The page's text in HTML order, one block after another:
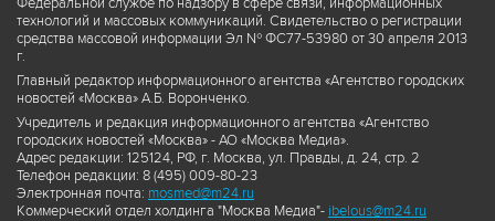
технологий и массовых коммуникаций. Свидетельство о регистрации
средства массовой информации Эл № ФС77-53980 от 30 апреля 2013
г.
Главный редактор информационного агентства «Агентство городских
новостей «Москва» А.Б. Воронченко.
Учредитель и редакция информационного агентства «Агентство
городских новостей «Москва» - АО «Москва Медиа».
Адрес редакции: 125124, РФ, г. Москва, ул. Правды, д. 24, стр. 2
Телефон редакции: 8 (495) 009-80-23
Электронная почта: mosmed@m24.ru
Коммерческий отдел холдинга "Москва Медиа"- ibelous@m24.ru